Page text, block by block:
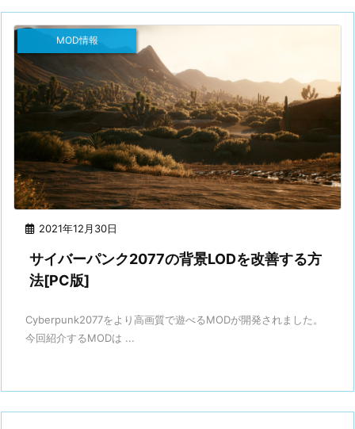
2021年12月30日
MOD情報
サイバーパンク2077の背景LODを改善する方
法[PC版]
Cyberpunk2077をより高画質で遊べるMODが開発されました。
今回紹介するMODは ...